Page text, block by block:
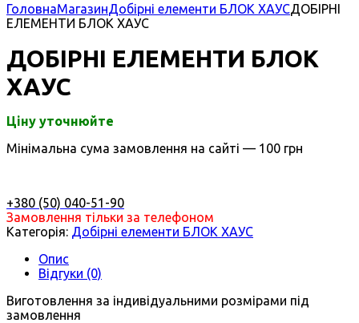
ГоловнаМагазинДобірні елементи БЛОК ХАУСДОБІРНІ
ЕЛЕМЕНТИ БЛОК ХАУС
ДОБІРНІ ЕЛЕМЕНТИ БЛОК
ХАУС
Ціну уточнюйте
Мінімальна сума замовлення на сайті — 100 грн
+380 (50) 040-51-90
Замовлення тільки за телефоном
Категорія: Добірні елементи БЛОК ХАУС
Опис
Відгуки (0)
Виготовлення за індивідуальними розмірами під
замовлення